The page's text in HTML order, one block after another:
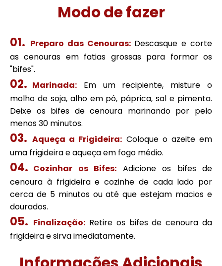
Modo de fazer
Preparo das Cenouras:Descasque e corte
as cenouras em fatias grossas para formar os
"bifes".
Marinada: Em um recipiente, misture o
molho de soja, alho em pó, páprica, sal e pimenta.
Deixe os bifes de cenoura marinando por pelo
menos 30 minutos.
Aqueça a Frigideira: Coloque o azeite em
uma frigideira e aqueça em fogo médio.
Cozinhar os Bifes: Adicione os bifes de
cenoura à frigideira e cozinhe de cada lado por
cerca de 5 minutos ou até que estejam macios e
dourados.
Finalização: Retire os bifes de cenoura da
frigideira e sirva imediatamente.